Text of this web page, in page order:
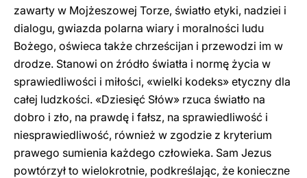
zawarty w Mojżeszowej Torze, światło etyki, nadziei i
dialogu, gwiazda polarna wiary i moralności ludu
Bożego, oświeca także chrześcijan i przewodzi im w
drodze. Stanowi on źródło światła i normę życia w
sprawiedliwości i miłości, «wielki kodeks» etyczny dla
całej ludzkości. «Dziesięć Słów» rzuca światło na
dobro i zło, na prawdę i fałsz, na sprawiedliwość i
niesprawiedliwość, również w zgodzie z kryterium
prawego sumienia każdego człowieka. Sam Jezus
powtórzył to wielokrotnie, podkreślając, że konieczne